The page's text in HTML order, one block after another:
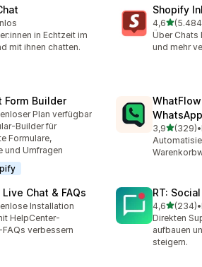
in Echtzeit im
mit ihnen chatten.
Shopify
4,6von 5
5484
Über Chats
und mehr
Form Builder
insgesamtPlan verfügbar
Builder für
Formulare,
und Umfragen
3,9von 5
(329)
329 •
Chat & FAQs
insgesamtInstallation
HelpCenter-
verbessern
RT:
4,6von 5
(234)
234 •
Direkten
aufbauen
steigern.